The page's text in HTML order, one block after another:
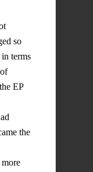
so
terms
EP
the